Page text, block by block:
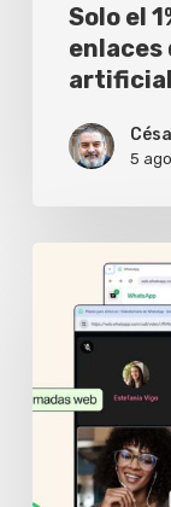
inteligencia
artificial
Solo el
artificial
5
WhatsApp
hacer
videollamadas